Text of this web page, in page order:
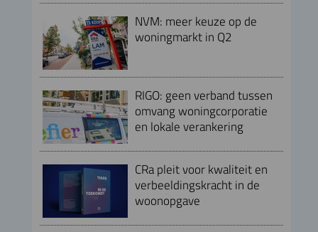
NVM: meer keuze op de
woningmarkt in Q2
RIGO: geen verband tussen
omvang woningcorporatie
en lokale verankering
CRa pleit voor kwaliteit en
verbeeldingskracht in de
woonopgave